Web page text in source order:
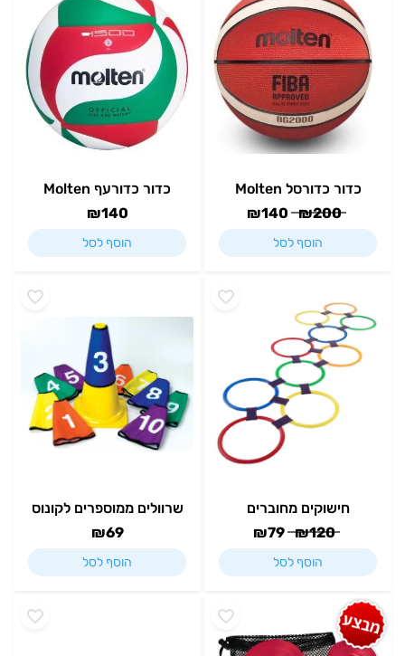
כדור כדורסל Molten
₪200
₪140
הוסף לסל
כדור כדורעף Molten
₪140
הוסף לסל
חישוקים מחוברים
₪120
₪79
הוסף לסל
שרוולים ממוספרים לקונוס
₪69
הוסף לסל